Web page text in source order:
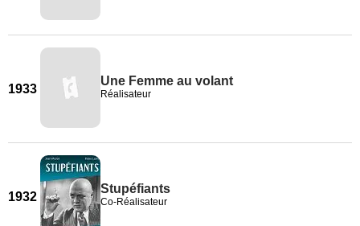
1933
Une Femme au volant
Réalisateur
1932
Stupéfiants
Co-Réalisateur